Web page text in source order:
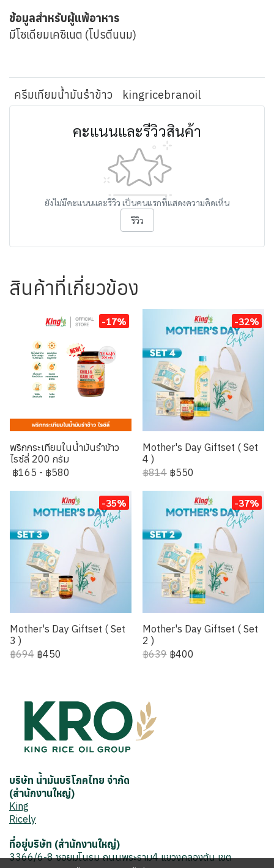
ข้อมูลสำหรับผู้แพ้อาหาร
มีโซเดียมเคซิเนต (โปรตีนนม)
ครีมเทียมน้ำมันรำข้าว kingricebranoil
คะแนนและรีวิวสินค้า
ยังไม่มีคะแนนและรีวิว เป็นคนแรกที่แสดงความคิดเห็น
รีวิว
สินค้าที่เกี่ยวข้อง
-17%
พริกกระเทียมในน้ำมันรำข้าว
ไรซ์ลี่ 200 กรัม
฿165 - ฿580
-32%
Mother's Day Giftset ( Set
4 )
฿814 ฿550
-35%
Mother's Day Giftset ( Set
3 )
฿694 ฿450
-37%
Mother's Day Giftset ( Set
2 )
฿639 ฿400
บริษัท น้ำมันบริโภคไทย จำกัด
(สำนักงานใหญ่)
King
Ricely
ที่อยู่บริษัท (สำนักงานใหญ่)
3366/6-8 ซอยมโนรม ถนนพระราม4 แขวงคลองตัน เขต